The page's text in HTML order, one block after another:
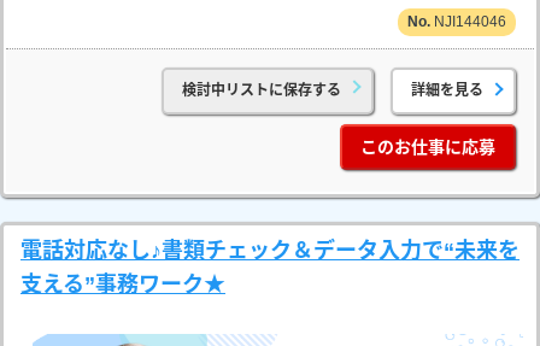
NJI144046
検討中リストに保存する 詳細を見る
このお仕事に応募
電話対応なし♪書類チェック＆データ入力で“未来を
支える”事務ワーク★